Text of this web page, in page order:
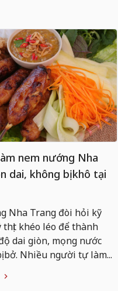
nem nướng Nha
dai, không bị khô tại
Nha Trang đòi hỏi kỹ
khéo léo để thành
dai giòn, mọng nước
bở. Nhiều người tự làm...